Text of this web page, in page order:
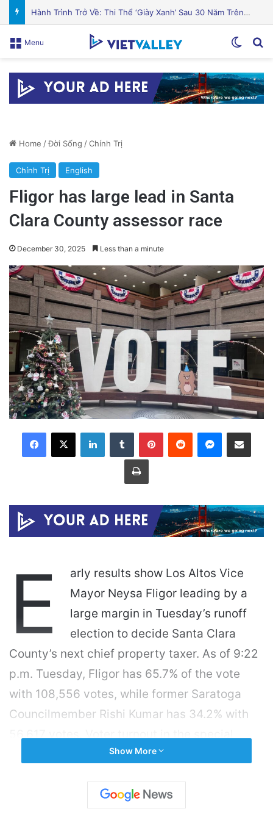
Cá hồi nướng gia vị Địa Trung Hải thơm ngon hấp dẫn
Menu
Home /Đời Sống /Chính Trị
Chính Trị English
Fligor has large lead in Santa
Clara County assessor race
December 30, 2025 Less than a minute
LinkedInTumblr PinterestReddit Messenger
Share via Email
Print
E
arly results show Los Altos Vice
Mayor Neysa Fligor leading by a
large margin in Tuesday’s runoff
election to decide Santa Clara
County’s next chief property taxer. As of 9:22
p.m. Tuesday, Fligor has 65.7% of the vote
with 108,556 votes, while former Saratoga
Councilmember Rishi Kumar has 34.2% with
election — amid the holidays — is roughly
responsible for assessing the property values
Show More